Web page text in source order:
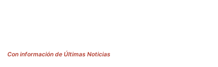
Con información de Últimas Noticias